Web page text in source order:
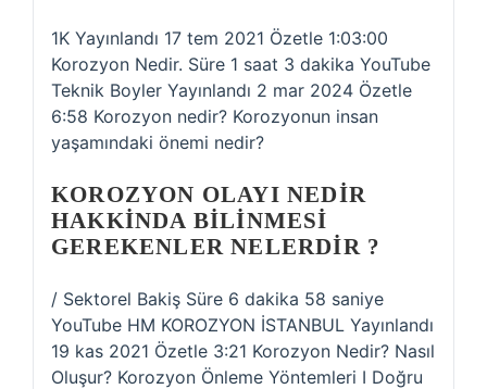
1K Yayınlandı 17 tem 2021 Özetle 1:03:00
Korozyon Nedir. Süre 1 saat 3 dakika YouTube
Teknik Boyler Yayınlandı 2 mar 2024 Özetle
6:58 Korozyon nedir? Korozyonun insan
yaşamındaki önemi nedir?
KOROZYON OLAYI NEDIR
HAKKINDA BILINMESI
GEREKENLER NELERDIR ?
/ Sektorel Bakiş Süre 6 dakika 58 saniye
YouTube HM KOROZYON İSTANBUL Yayınlandı
19 kas 2021 Özetle 3:21 Korozyon Nedir? Nasıl
Oluşur? Korozyon Önleme Yöntemleri I Doğru